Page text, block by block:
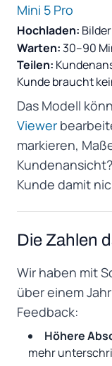
Mini 5 Pro
Hochladen:
Warten:30–90
Teilen:
Kunde braucht
Das Modell
Viewer
markieren,
Kunde damit
Die Zahlen
Wir haben mit
über einem
Feedback:
Höhere
mehr